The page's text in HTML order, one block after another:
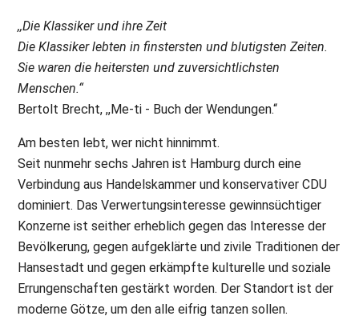
,,Die Klassiker und ihre Zeit
Die Klassiker lebten in finstersten und blutigsten Zeiten.
Sie waren die heitersten und zuversichtlichsten
Menschen.“
Bertolt Brecht, ,,Me-ti - Buch der Wendungen.“
Am besten lebt, wer nicht hinnimmt.
Seit nunmehr sechs Jahren ist Hamburg durch eine
Verbindung aus Handelskammer und konservativer CDU
dominiert. Das Verwertungsinteresse gewinnsüchtiger
Konzerne ist seither erheblich gegen das Interesse der
Bevölkerung, gegen aufgeklärte und zivile Traditionen der
Hansestadt und gegen erkämpfte kulturelle und soziale
Errungenschaften gestärkt worden. Der Standort ist der
moderne Götze, um den alle eifrig tanzen sollen.